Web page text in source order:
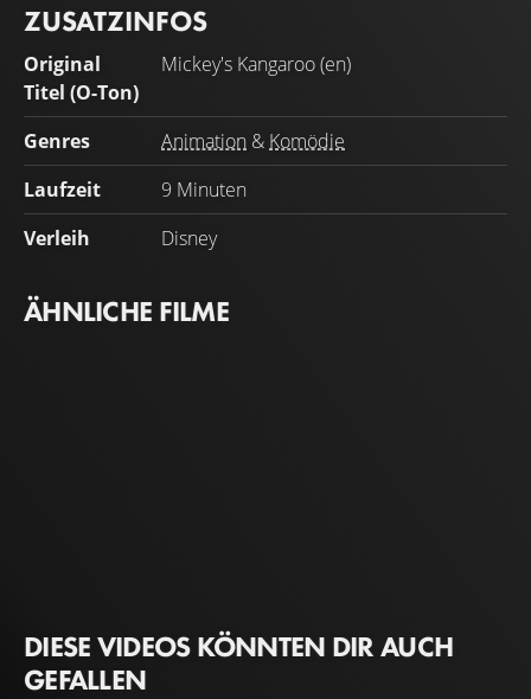
ZUSATZINFOS
Original
Titel (O-Ton)
Mickey's Kangaroo (en)
Genres Animation & Komödie
Laufzeit
9 Minuten
Verleih
Disney
ÄHNLICHE FILME
DIESE VIDEOS KÖNNTEN DIR AUCH
GEFALLEN